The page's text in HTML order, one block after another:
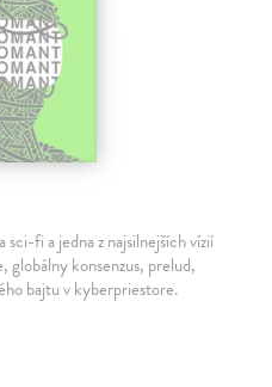
fi a jedna z najsilnejších vízií
globálny konsenzus, prelud,
bajtu v kyberpriestore.